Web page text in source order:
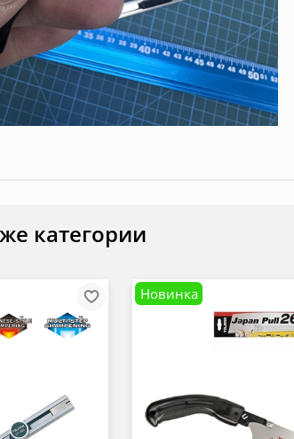
категории
Новинка